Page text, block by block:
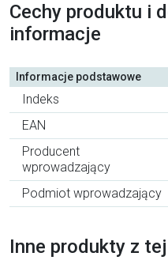
Cechy produktu i
informacje
Informacje podstawowe
Indeks
EAN
Producent
wprowadzający
Podmiot wprowadzający
Inne produkty z